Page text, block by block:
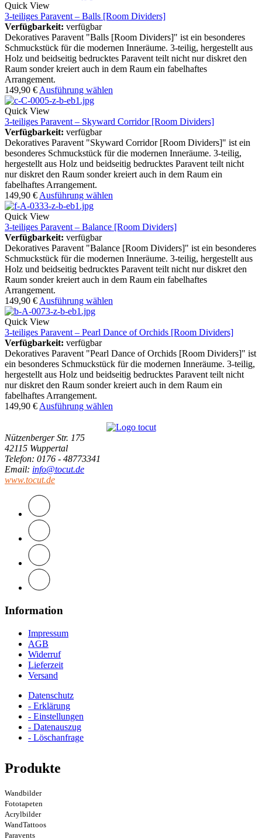
Quick View
3-teiliges Paravent – Balls [Room Dividers]
Verfügbarkeit: verfügbar
Dekoratives Paravent "Balls [Room Dividers]" ist ein besonderes
Schmuckstück für die modernen Inneräume. 3-teilig, hergestellt aus
Holz und beidseitig bedrucktes Paravent teilt nicht nur diskret den
Raum sonder kreiert auch in dem Raum ein fabelhaftes
Arrangement.
149,90 € Ausführung wählen
Quick View
3-teiliges Paravent – Skyward Corridor [Room Dividers]
Verfügbarkeit: verfügbar
Dekoratives Paravent "Skyward Corridor [Room Dividers]" ist ein
besonderes Schmuckstück für die modernen Inneräume. 3-teilig,
hergestellt aus Holz und beidseitig bedrucktes Paravent teilt nicht
nur diskret den Raum sonder kreiert auch in dem Raum ein
fabelhaftes Arrangement.
149,90 € Ausführung wählen
Quick View
3-teiliges Paravent – Balance [Room Dividers]
Verfügbarkeit: verfügbar
Dekoratives Paravent "Balance [Room Dividers]" ist ein besonderes
Schmuckstück für die modernen Inneräume. 3-teilig, hergestellt aus
Holz und beidseitig bedrucktes Paravent teilt nicht nur diskret den
Raum sonder kreiert auch in dem Raum ein fabelhaftes
Arrangement.
149,90 € Ausführung wählen
Quick View
3-teiliges Paravent – Pearl Dance of Orchids [Room Dividers]
Verfügbarkeit: verfügbar
Dekoratives Paravent "Pearl Dance of Orchids [Room Dividers]" ist
ein besonderes Schmuckstück für die modernen Inneräume. 3-teilig,
hergestellt aus Holz und beidseitig bedrucktes Paravent teilt nicht
nur diskret den Raum sonder kreiert auch in dem Raum ein
fabelhaftes Arrangement.
149,90 € Ausführung wählen
Nützenberger Str. 175
42115 Wuppertal
Telefon: 0176 - 48773341
Email: info@tocut.de
www.tocut.de
Information
Impressum
AGB
Widerruf
Lieferzeit
Versand
Datenschutz
- Erklärung
- Einstellungen
- Datenauszug
- Löschanfrage
Produkte
Wandbilder
Fototapeten
Acrylbilder
WandTattoos
Paravents